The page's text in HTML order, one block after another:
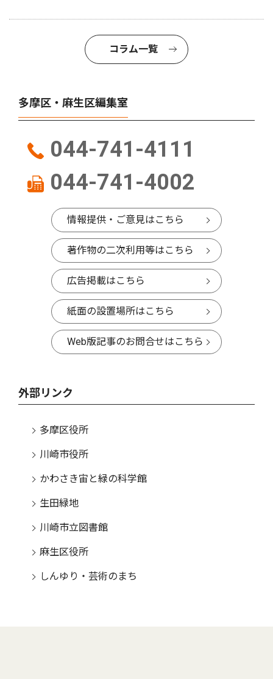
コラム一覧
多摩区・麻生区編集室
044-741-4111
044-741-4002
情報提供・ご意見はこちら
著作物の二次利用等はこちら
広告掲載はこちら
紙面の設置場所はこちら
Web版記事のお問合せはこちら
外部リンク
多摩区役所
川崎市役所
かわさき宙と緑の科学館
生田緑地
川崎市立図書館
麻生区役所
しんゆり・芸術のまち